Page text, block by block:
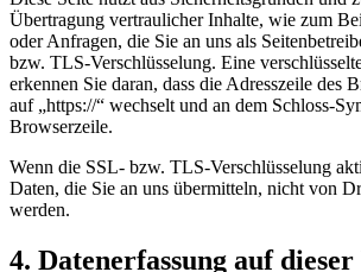
Übertragung vertraulicher Inhalte, wie zum
oder Anfragen, die Sie an uns als
bzw. TLS-Verschlüsselung. Eine
erkennen Sie daran, dass die Adresszeile des
auf „https://“ wechselt und an dem Schloss-
Browserzeile.
Wenn die SSL- bzw. TLS-Verschlüsselung
Daten, die Sie an uns übermitteln, nicht von
werden.
4. Datenerfassung auf dieser